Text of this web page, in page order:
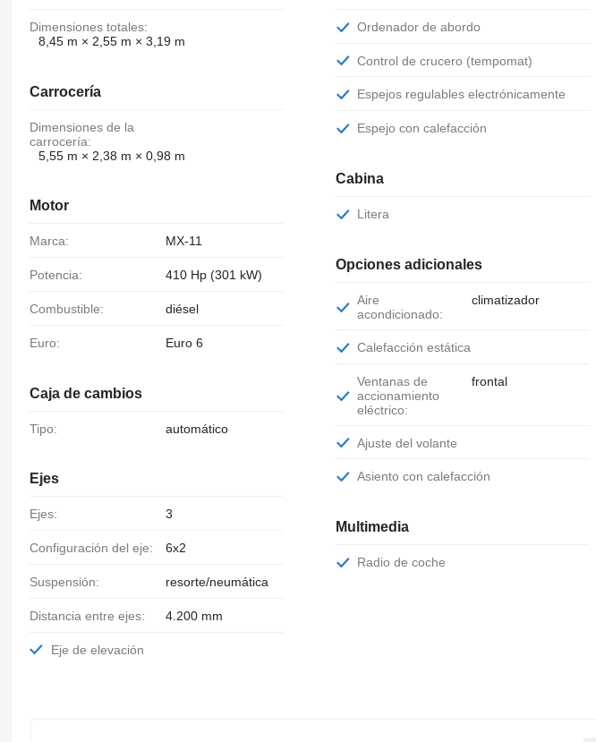
Dimensiones totales:
8,45 m × 2,55 m × 3,19 m
Carrocería
Dimensiones de la
carrocería:
5,55 m × 2,38 m × 0,98 m
Motor
Marca: MX-11
Potencia: 410 Hp (301 kW)
Combustible: diésel
Euro: Euro 6
Caja de cambios
Tipo: automático
Ejes
Ejes: 3
Configuración del eje: 6x2
Suspensión: resorte/neumática
Distancia entre ejes: 4.200 mm
Eje de elevación
Ordenador de abordo
Control de crucero (tempomat)
Espejos regulables electrónicamente
Espejo con calefacción
Cabina
Litera
Opciones adicionales
Aire
acondicionado:
climatizador
Calefacción estática
Ventanas de
accionamiento
eléctrico:
frontal
Ajuste del volante
Asiento con calefacción
Multimedia
Radio de coche